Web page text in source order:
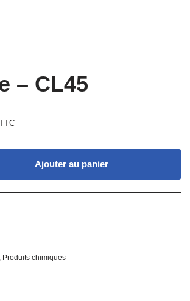
– CL45
TTC
Ajouter au panier
Produits chimiques